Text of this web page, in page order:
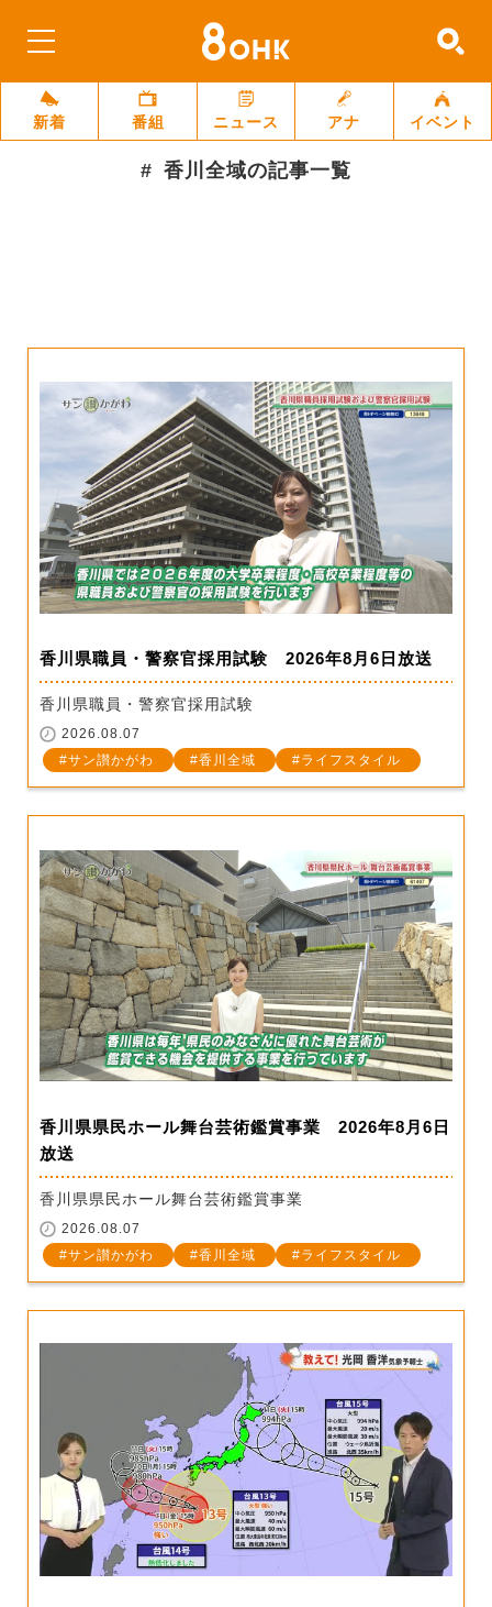
新着 番組 ニュース アナ イベント
香川全域の記事一覧
香川県職員・警察官採用試験 2026年8月6日放送
香川県職員・警察官採用試験
2026.08.07
サン讃かがわ
香川全域 ライフスタイル
香川県県民ホール舞台芸術鑑賞事業 2026年8月6日
放送
香川県県民ホール舞台芸術鑑賞事業
2026.08.07
サン讃かがわ
香川全域 ライフスタイル